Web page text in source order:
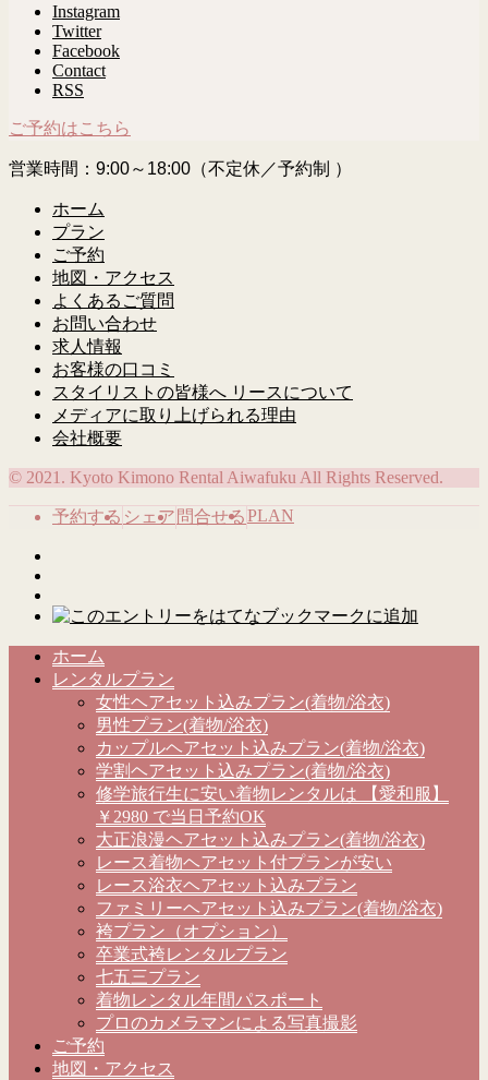
Instagram
Twitter
Facebook
Contact
RSS
ご予約はこちら
営業時間：9:00～18:00（不定休／予約制 ）
ホーム
プラン
ご予約
地図・アクセス
よくあるご質問
お問い合わせ
求人情報
お客様の口コミ
スタイリストの皆様へ リースについて
メディアに取り上げられる理由
会社概要
© 2021. Kyoto Kimono Rental Aiwafuku All Rights Reserved.
予約する シェア 問合せるPLAN
ホーム
レンタルプラン
女性ヘアセット込みプラン(着物/浴衣)
男性プラン(着物/浴衣)
カップルヘアセット込みプラン(着物/浴衣)
学割ヘアセット込みプラン(着物/浴衣)
修学旅行生に安い着物レンタルは 【愛和服】
￥2980 で当日予約OK
大正浪漫ヘアセット込みプラン(着物/浴衣)
レース着物ヘアセット付プランが安い
レース浴衣ヘアセット込みプラン
ファミリーヘアセット込みプラン(着物/浴衣)
袴プラン（オプション）
卒業式袴レンタルプラン
七五三プラン
着物レンタル年間パスポート
プロのカメラマンによる写真撮影
ご予約
地図・アクセス